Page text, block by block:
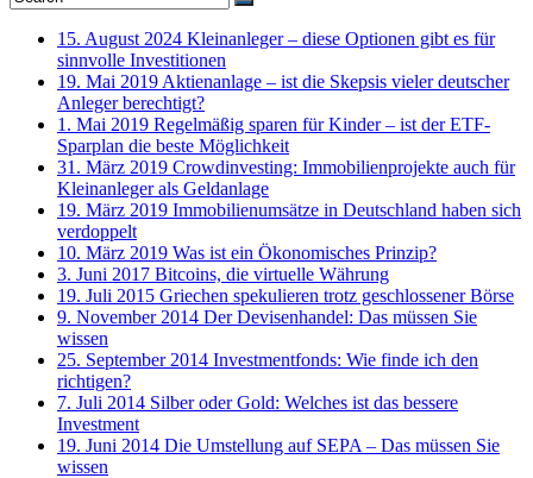
15. August 2024 Kleinanleger – diese Optionen gibt es für
sinnvolle Investitionen
19. Mai 2019 Aktienanlage – ist die Skepsis vieler deutscher
Anleger berechtigt?
1. Mai 2019 Regelmäßig sparen für Kinder – ist der ETF-
Sparplan die beste Möglichkeit
31. März 2019 Crowdinvesting: Immobilienprojekte auch für
Kleinanleger als Geldanlage
19. März 2019 Immobilienumsätze in Deutschland haben sich
verdoppelt
10. März 2019 Was ist ein Ökonomisches Prinzip?
3. Juni 2017 Bitcoins, die virtuelle Währung
19. Juli 2015 Griechen spekulieren trotz geschlossener Börse
9. November 2014 Der Devisenhandel: Das müssen Sie
wissen
25. September 2014 Investmentfonds: Wie finde ich den
richtigen?
7. Juli 2014 Silber oder Gold: Welches ist das bessere
Investment
19. Juni 2014 Die Umstellung auf SEPA – Das müssen Sie
wissen